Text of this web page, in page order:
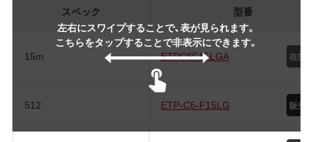
左右にスワイプすることで、表が見られます。
こちらをタップすることで非表示にできます。
スペック 型番
15m ETPC6F15LGA
512 ETP-C6-F15LG